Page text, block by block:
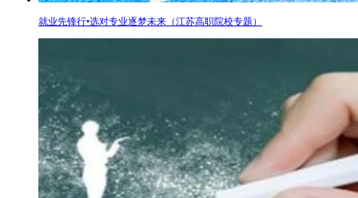
就业先锋行•选对专业逐梦未来（江苏高职院校专题）